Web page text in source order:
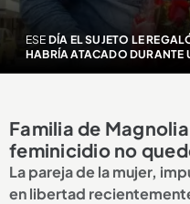
ESE DÍA EL SUJETO LE
HABRÍA ATACADO
Familia de
feminicidio no
La pareja de la mujer,
en libertad